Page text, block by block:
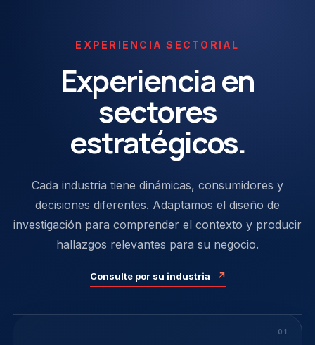
EXPERIENCIA SECTORIAL
Experiencia en
sectores
estratégicos.
Cada industria tiene dinámicas, consumidores y
decisiones diferentes. Adaptamos el diseño de
investigación para comprender el contexto y producir
hallazgos relevantes para su negocio.
Consulte por su industria ↗
01